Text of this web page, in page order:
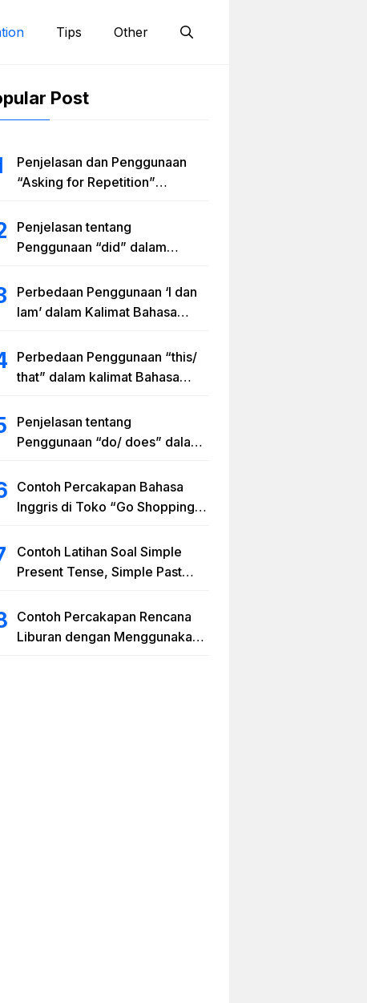
Tips Other
Post
Penjelasan dan Penggunaan
“Asking for Repetition”
dan Latihan Soal
Penjelasan tentang
Penggunaan “did” dalam
Perbedaan Penggunaan ‘I dan
Iam’ dalam Kalimat Bahasa
Perbedaan Penggunaan “this/
that” dalam kalimat Bahasa
Contoh Kalimat
Penjelasan tentang
Penggunaan “do/ does” dalam
Contoh Percakapan Bahasa
Inggris di Toko “Go Shopping”
Contoh Latihan Soal Simple
Present Tense, Simple Past
beserta Jawaban dan
Pembahasan
Contoh Percakapan Rencana
Liburan dengan Menggunakan